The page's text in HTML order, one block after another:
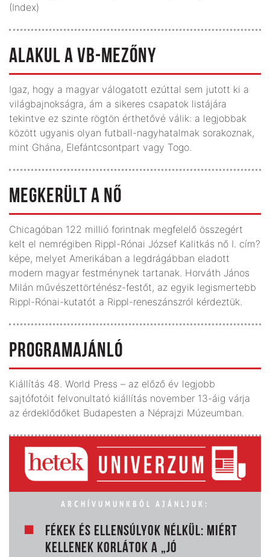
(Index)
ALAKUL A VB-MEZŐNY
Igaz, hogy a magyar válogatott ezúttal sem jutott ki a
világbajnokságra, ám a sikeres csapatok listájára
tekintve ez szinte rögtön érthetővé válik: a legjobbak
között ugyanis olyan futball-nagyhatalmak sorakoznak,
mint Ghána, Elefántcsontpart vagy Togo.
MEGKERÜLT A NŐ
Chicagóban 122 millió forintnak megfelelő összegért
kelt el nemrégiben Rippl-Rónai József Kalitkás nő I. cím?
képe, melyet Amerikában a legdrágábban eladott
modern magyar festménynek tartanak. Horváth János
Milán művészettörténész-festőt, az egyik legismertebb
Rippl-Rónai-kutatót a Rippl-reneszánszról kérdeztük.
PROGRAMAJÁNLÓ
Kiállítás 48. World Press – az előző év legjobb
sajtófotóit felvonultató kiállítás november 13-áig várja
az érdeklődőket Budapesten a Néprajzi Múzeumban.
ARCHÍVUMUNKBÓL AJÁNLJUK:
FÉKEK ÉS ELLENSÚLYOK NÉLKÜL: MIÉRT
KELLENEK KORLÁTOK A „JÓ